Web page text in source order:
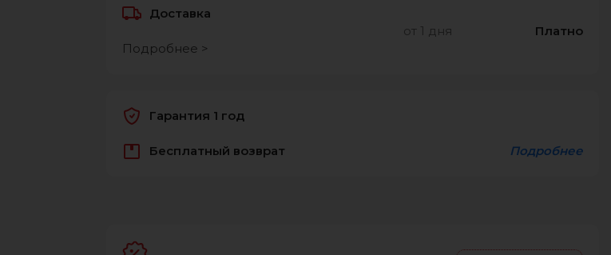
Доставка
Подробнее >
от 1 дня Платно
Гарантия 1 год
Бесплатный возврат Подробнее